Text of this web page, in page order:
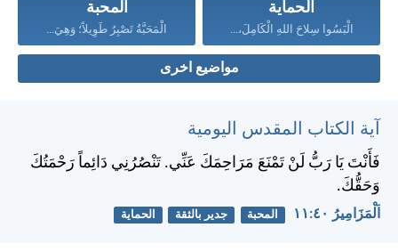
الحماية
الْبَسُوا سِلاحَ اللهِ الْكَامِلَ،...
المحبة
الْمَحَبَّةُ تَصْبِرُ طَوِيلاً؛ وَهِيَ...
مواضيع اخرى
آية الكتاب المقدس اليومية
فَأَنْتَ يَا رَبُّ لَنْ تَمْنَعَ مَرَاحِمَكَ عَنِّي. تَنْصُرُنِي دَائِماً رَحْمَتُكَ
وَحَقُّكَ.
اَلْمَزَامِيرُ ٤٠:‏١١ المحبة جدير بالثقة الحماية